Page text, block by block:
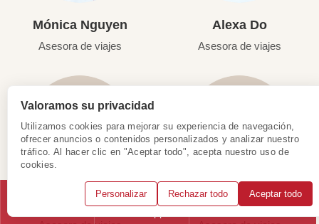
Mónica Nguyen
Asesora de viajes
Alexa Do
Asesora de viajes
Jordana Soto Laura Quintana
Valoramos su privacidad
Utilizamos cookies para mejorar su experiencia de navegación,
ofrecer anuncios o contenidos personalizados y analizar nuestro
tráfico. Al hacer clic en "Aceptar todo", acepta nuestro uso de
cookies.
Personalizar Rechazar todo Aceptar todo